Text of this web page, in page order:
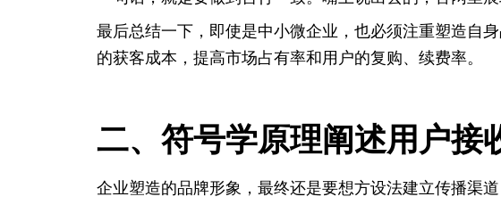
最后总结一下，即使是中小微企业，也必须注重塑造自
的获客成本，提高市场占有率和用户的复购、续费率。
二、符号学原理阐述用户接
企业塑造的品牌形象，最终还是要想方设法建立传播渠